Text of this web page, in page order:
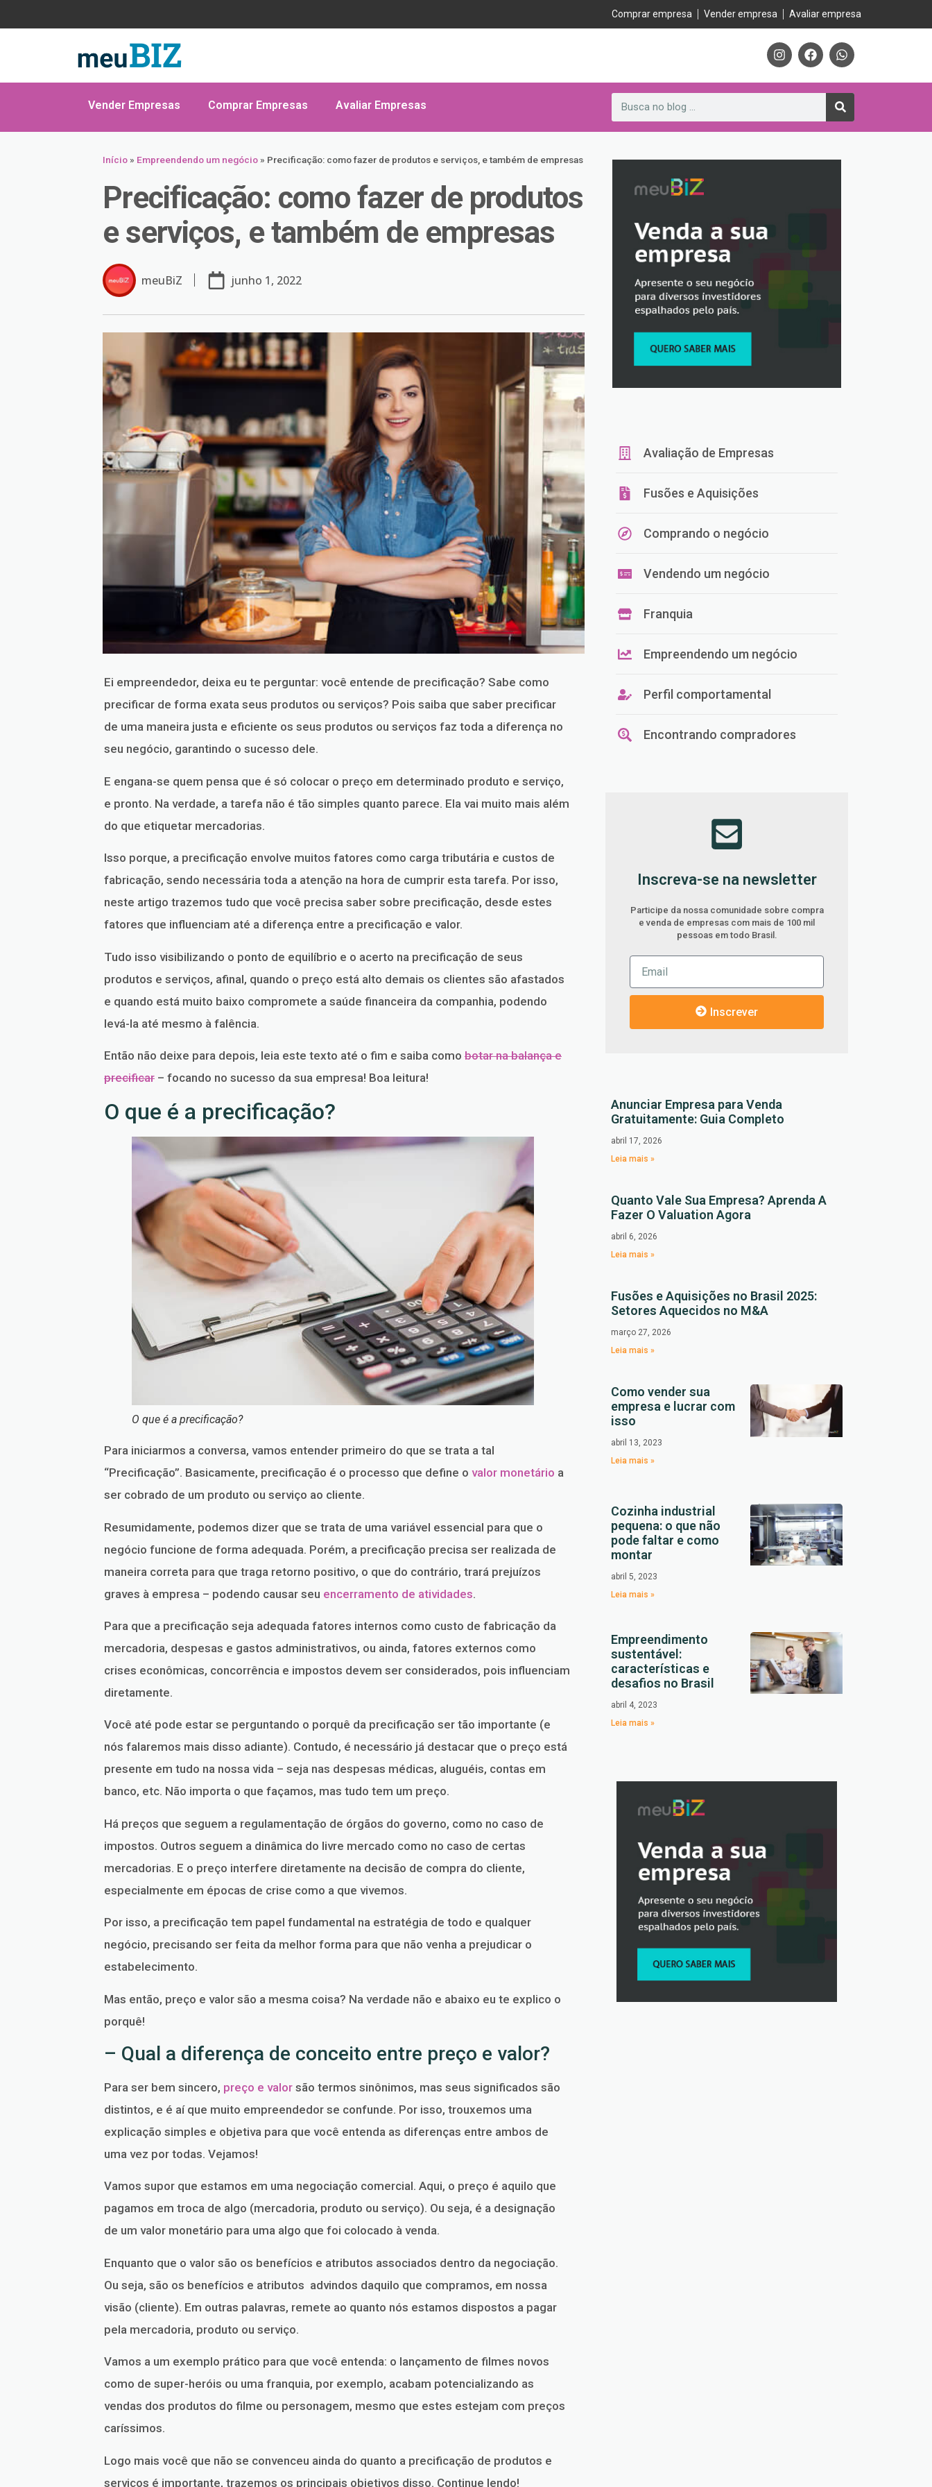
Comprar empresa Vender empresa Avaliar empresa
Vender Empresas Comprar Empresas Avaliar Empresas
Início» Empreendendo um negócio» Precificação: como fazer de produtos e serviços, e também de empresas
Precificação: como fazer de produtos
e serviços, e também de empresas
meuBiZ junho 1, 2022
Ei empreendedor, deixa eu te perguntar: você entende de precificação? Sabe como
precificar de forma exata seus produtos ou serviços? Pois saiba que saber precificar
de uma maneira justa e eficiente os seus produtos ou serviços faz toda a diferença no
seu negócio, garantindo o sucesso dele.
E engana-se quem pensa que é só colocar o preço em determinado produto e serviço,
e pronto. Na verdade, a tarefa não é tão simples quanto parece. Ela vai muito mais além
do que etiquetar mercadorias.
Isso porque, a precificação envolve muitos fatores como carga tributária e custos de
fabricação, sendo necessária toda a atenção na hora de cumprir esta tarefa. Por isso,
neste artigo trazemos tudo que você precisa saber sobre precificação, desde estes
fatores que influenciam até a diferença entre a precificação e valor.
Tudo isso visibilizando o ponto de equilíbrio e o acerto na precificação de seus
produtos e serviços, afinal, quando o preço está alto demais os clientes são afastados
e quando está muito baixo compromete a saúde financeira da companhia, podendo
levá-la até mesmo à falência.
Então não deixe para depois, leia este texto até o fim e saiba como botar na balança e
precificar– focando no sucesso da sua empresa! Boa leitura!
O que é a precificação?
O que é a precificação?
Para iniciarmos a conversa, vamos entender primeiro do que se trata a tal
“Precificação”. Basicamente, precificação é o processo que define o valor monetário a
ser cobrado de um produto ou serviço ao cliente.
Resumidamente, podemos dizer que se trata de uma variável essencial para que o
negócio funcione de forma adequada. Porém, a precificação precisa ser realizada de
maneira correta para que traga retorno positivo, o que do contrário, trará prejuízos
graves à empresa – podendo causar seu encerramento de atividades.
Para que a precificação seja adequada fatores internos como custo de fabricação da
mercadoria, despesas e gastos administrativos, ou ainda, fatores externos como
crises econômicas, concorrência e impostos devem ser considerados, pois influenciam
diretamente.
Você até pode estar se perguntando o porquê da precificação ser tão importante (e
nós falaremos mais disso adiante). Contudo, é necessário já destacar que o preço está
presente em tudo na nossa vida – seja nas despesas médicas, aluguéis, contas em
banco, etc. Não importa o que façamos, mas tudo tem um preço.
Há preços que seguem a regulamentação de órgãos do governo, como no caso de
impostos. Outros seguem a dinâmica do livre mercado como no caso de certas
mercadorias. E o preço interfere diretamente na decisão de compra do cliente,
especialmente em épocas de crise como a que vivemos.
Por isso, a precificação tem papel fundamental na estratégia de todo e qualquer
negócio, precisando ser feita da melhor forma para que não venha a prejudicar o
estabelecimento.
Mas então, preço e valor são a mesma coisa? Na verdade não e abaixo eu te explico o
porquê!
– Qual a diferença de conceito entre preço e valor?
Para ser bem sincero, preço e valorsão termos sinônimos, mas seus significados são
distintos, e é aí que muito empreendedor se confunde. Por isso, trouxemos uma
explicação simples e objetiva para que você entenda as diferenças entre ambos de
uma vez por todas. Vejamos!
Vamos supor que estamos em uma negociação comercial. Aqui, o preço é aquilo que
pagamos em troca de algo (mercadoria, produto ou serviço). Ou seja, é a designação
de um valor monetário para uma algo que foi colocado à venda.
Enquanto que o valor são os benefícios e atributos associados dentro da negociação.
Ou seja, são os benefícios e atributos advindos daquilo que compramos, em nossa
visão (cliente). Em outras palavras, remete ao quanto nós estamos dispostos a pagar
pela mercadoria, produto ou serviço.
Vamos a um exemplo prático para que você entenda: o lançamento de filmes novos
como de super-heróis ou uma franquia, por exemplo, acabam potencializando as
vendas dos produtos do filme ou personagem, mesmo que estes estejam com preços
caríssimos.
Logo mais você que não se convenceu ainda do quanto a precificação de produtos e
serviços é importante, trazemos os principais objetivos disso. Continue lendo!
Avaliação de Empresas
Fusões e Aquisições
Comprando o negócio
Vendendo um negócio
Franquia
Empreendendo um negócio
Perfil comportamental
Encontrando compradores
Inscreva-se na newsletter
Participe da nossa comunidade sobre compra
e venda de empresas com mais de 100 mil
pessoas em todo Brasil.
Inscrever
Anunciar Empresa para Venda
Gratuitamente: Guia Completo
abril 17, 2026
Leia mais »
Quanto Vale Sua Empresa? Aprenda A
Fazer O Valuation Agora
abril 6, 2026
Leia mais »
Fusões e Aquisições no Brasil 2025:
Setores Aquecidos no M&A
março 27, 2026
Leia mais »
Como vender sua
empresa e lucrar com
isso
abril 13, 2023
Leia mais »
Cozinha industrial
pequena: o que não
pode faltar e como
montar
abril 5, 2023
Leia mais »
Empreendimento
sustentável:
características e
desafios no Brasil
abril 4, 2023
Leia mais »